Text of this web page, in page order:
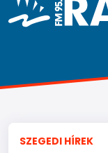
SZEGEDI HÍREK